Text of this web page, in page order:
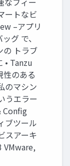
ートなビ
–アプリ
グ で、
の トラブ
• Tanzu
のある
のマシン
うエラー
Config
ブツール
スアーキ